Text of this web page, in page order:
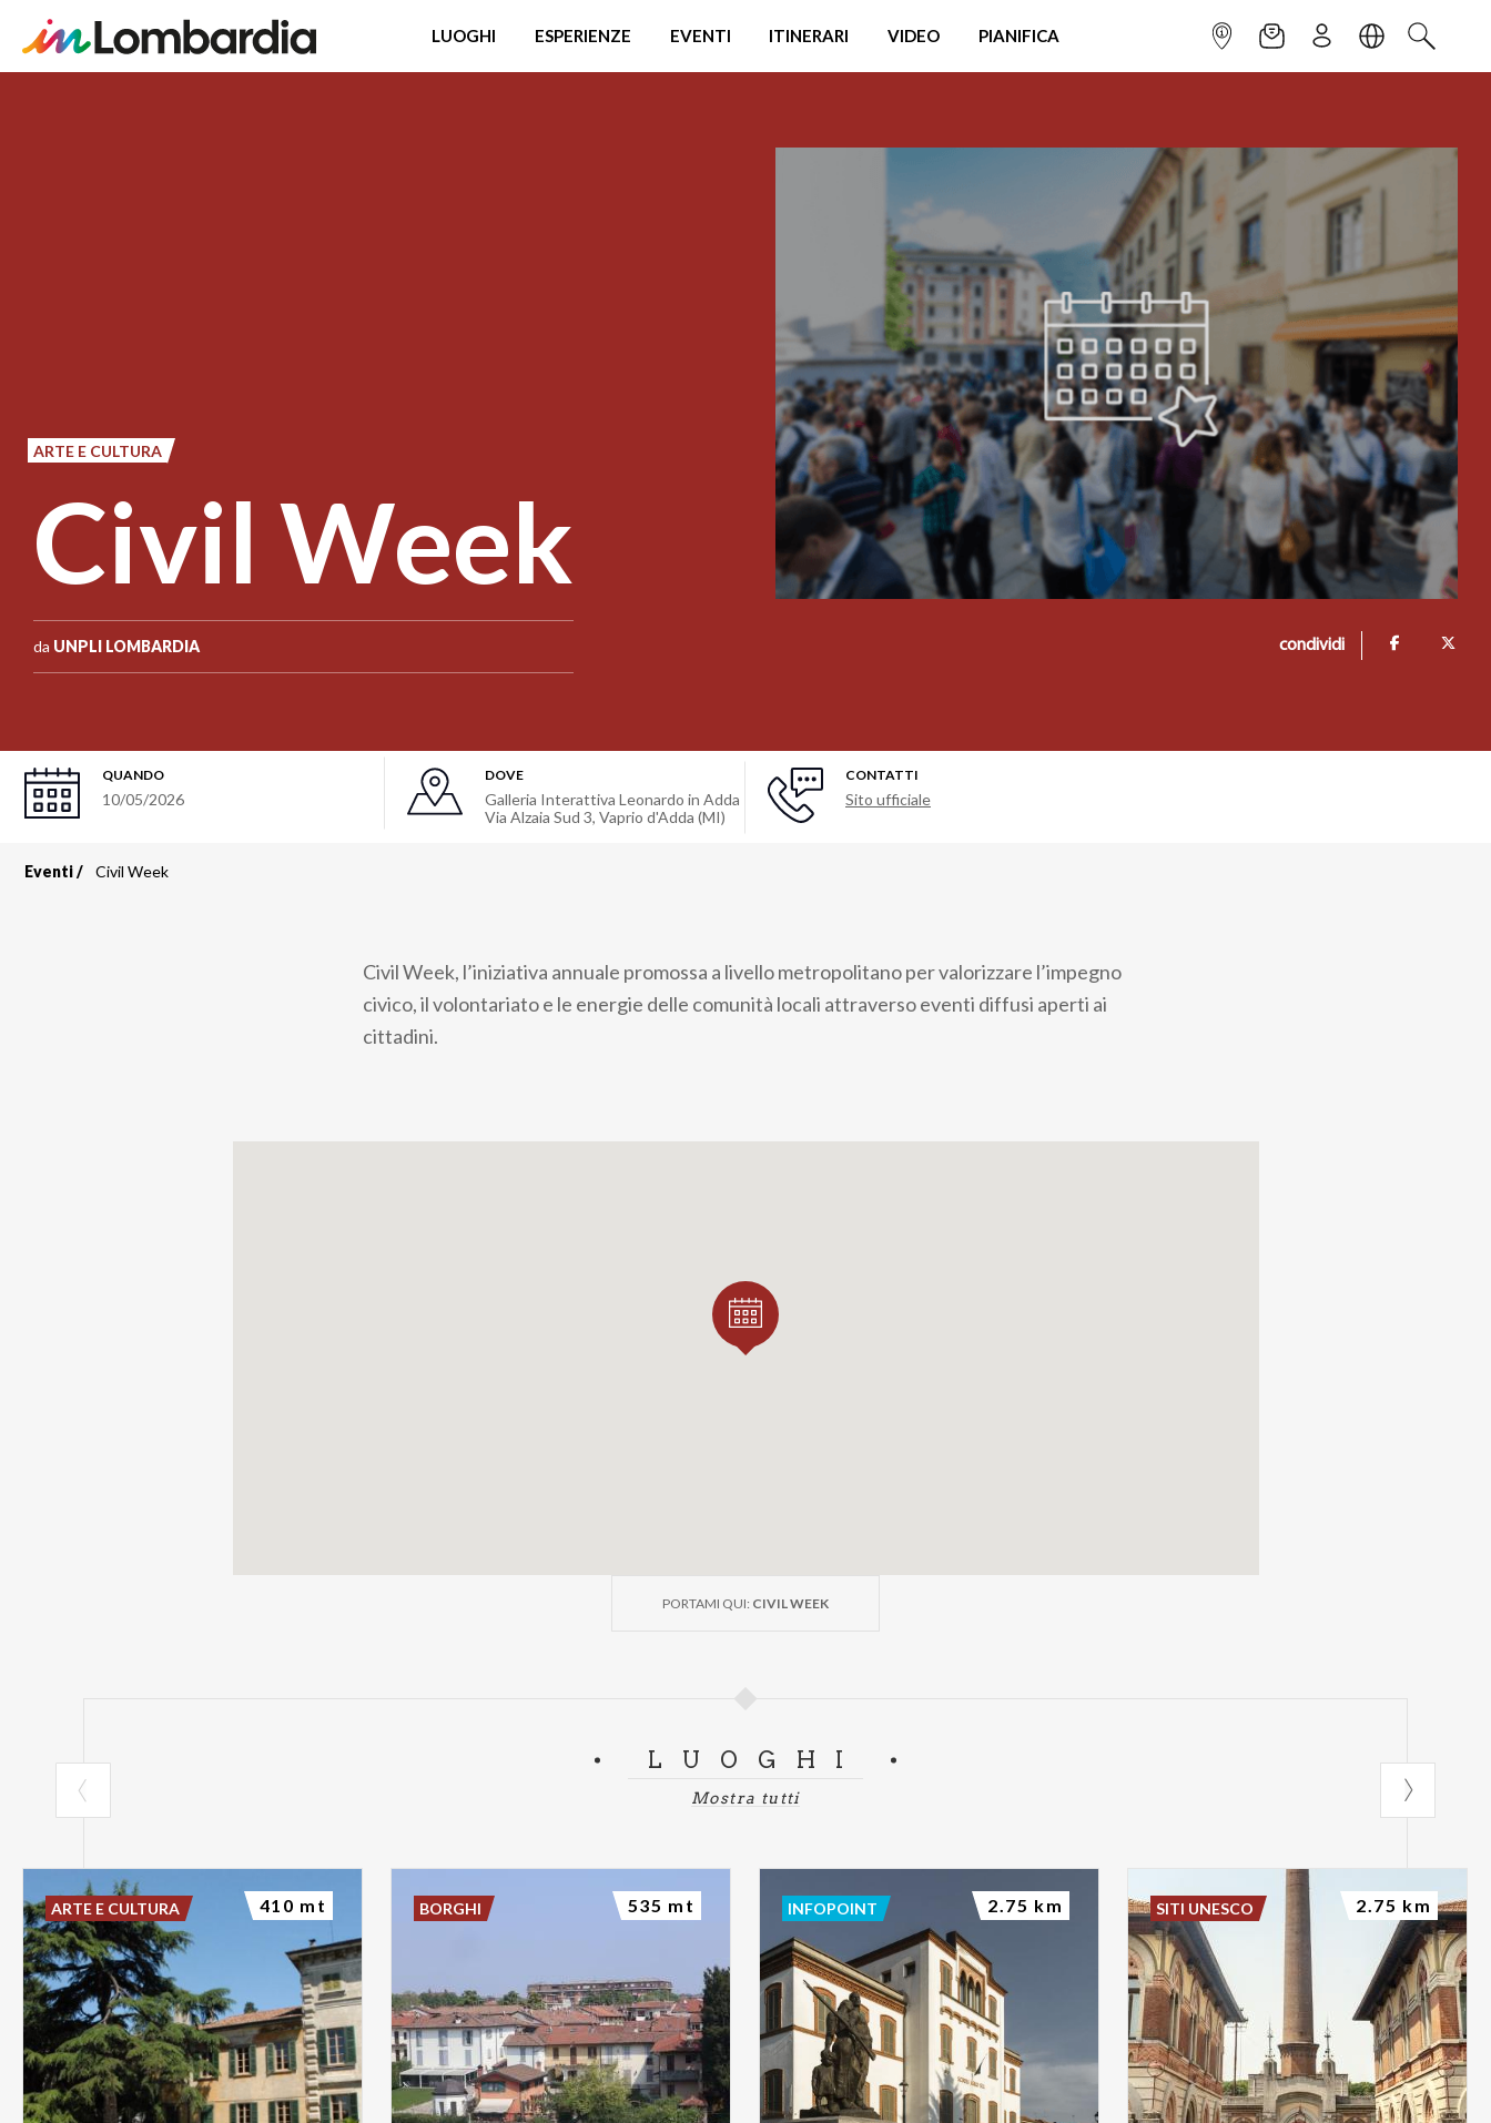
LUOGHI ESPERIENZE EVENTI ITINERARI VIDEO PIANIFICA INFOPOINTNEWSLETTER
ISCRIVITILINGUACERCA
ARTE E CULTURA
Civil Week
da UNPLI LOMBARDIA condividi
QUANDO
10/05/2026
DOVE
Galleria Interattiva Leonardo in Adda
Via Alzaia Sud 3, Vaprio d'Adda (MI)
CONTATTI
Sito ufficiale
Eventi Civil Week
Civil Week, l’iniziativa annuale promossa a livello metropolitano per valorizzare l’impegno
civico, il volontariato e le energie delle comunità locali attraverso eventi diffusi aperti ai
cittadini.
PORTAMI QUI: CIVIL WEEK
LUOGHI
Mostra tutti
ARTE E CULTURA 410 mt BORGHI 535 mt INFOPOINT 2.75 km SITI UNESCO 2.75 km